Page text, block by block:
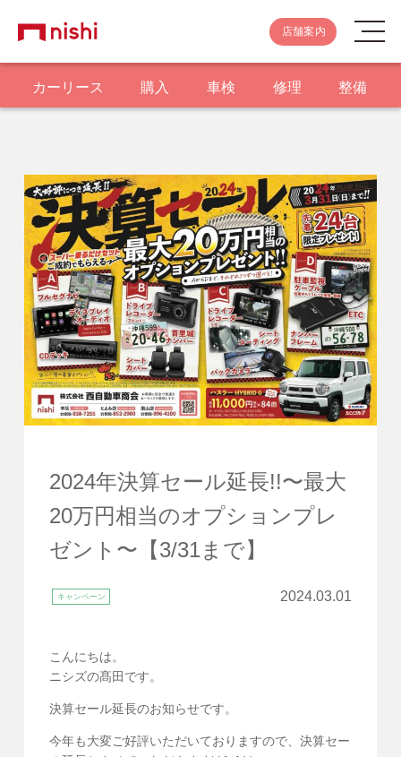
店舗案内
カーリース 購入 車検 修理 整備
2024年決算セール延長!!〜最大
20万円相当のオプションプレ
ゼント〜【3/31まで】
キャンペーン 2024.03.01
こんにちは。
ニシズの髙田です。
決算セール延長のお知らせです。
今年も大変ご好評いただいておりますので、決算セー